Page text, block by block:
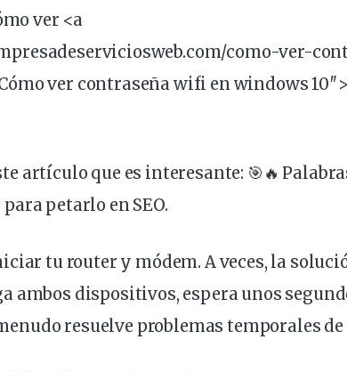
ver <a
como-ver-
ver contraseñawifi en windows
artículo que es interesante: 🎯🔥
petarlo en SEO.
tu router y módem. A veces, la
ambos dispositivos, espera unos
resuelveproblemastemporales de